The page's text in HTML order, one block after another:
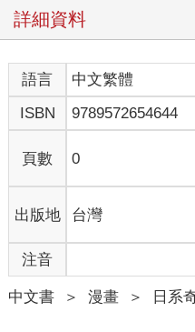
詳細資料
語言 中文繁體
ISBN
9789572654644
頁數 0
出版地 台灣
注音
中文書 ＞ 漫畫 ＞ 日系